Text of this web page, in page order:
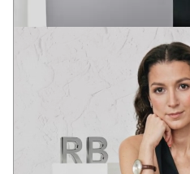
ВИКТОРИЯАРТ-
Выпускница академий
Проектная практика в
Став предпринимателем, я
выражения “Время – деньги”.
является естественной
Но фокусируясь на заработке,
продукта не получится. Во